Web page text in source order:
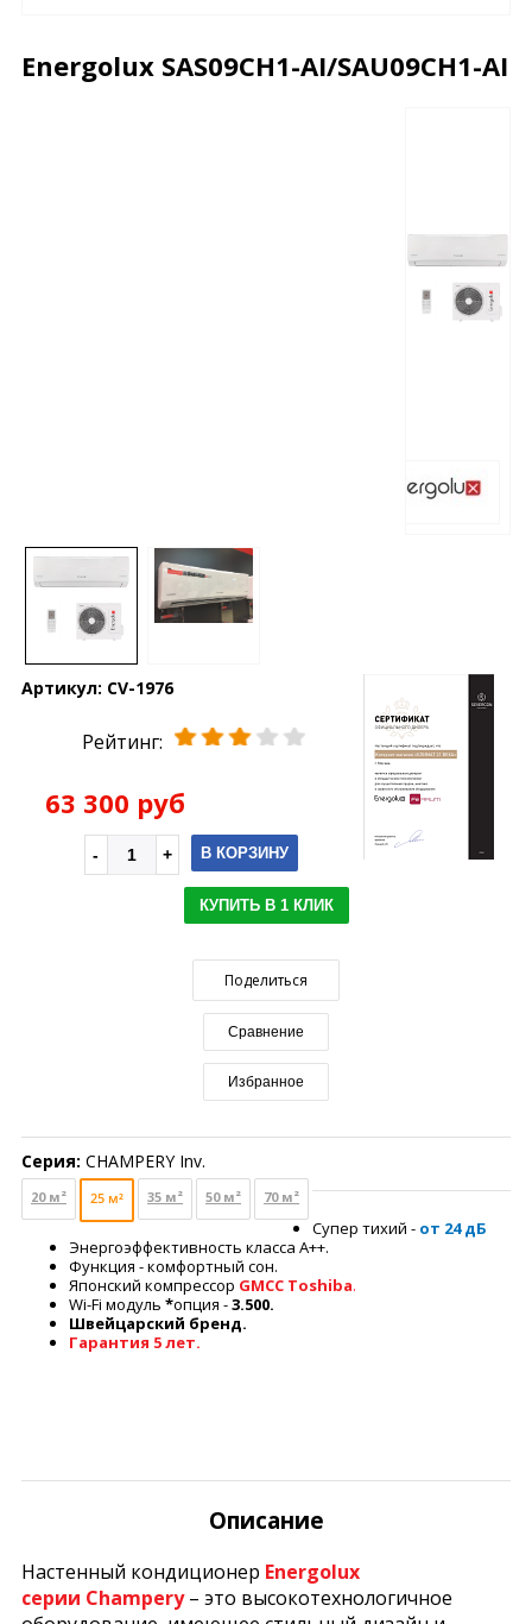
Energolux SAS09CH1-AI/SAU09CH1-AI
Артикул: CV-1976
Рейтинг:
63 300 руб
В КОРЗИНУ
КУПИТЬ В 1 КЛИК
Поделиться
Сравнение
Избранное
Серия: CHAMPERY Inv.
20 м² 25 м² 35 м² 50 м² 70 м²
Супер тихий - от 24 дБ
Энергоэффективность класса А++.
Функция - комфортный сон.
Японский компрессор GMCC Toshiba.
Wi-Fi модуль *опция -3.500.
Швейцарский бренд.
Гарантия 5 лет.
Описание
Настенный кондиционер Energolux
серии Champery – это высокотехнологичное